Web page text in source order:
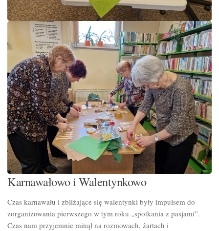
Karnawałowo i Walentynkowo
Czas karnawału i zbliżające się walentynki były impulsem do
zorganizowania pierwszego w tym roku „spotkania z pasjami”.
Czas nam przyjemnie minął na rozmowach, żartach i